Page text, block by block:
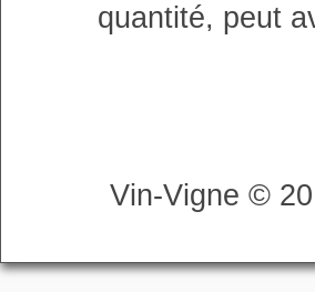
quantité, peut
Vin-Vigne ©